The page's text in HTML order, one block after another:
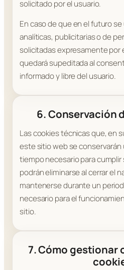
solicitado por el usuario.
En caso de que en el futuro
analíticas, publicitarias o de
solicitadas expresamente por
quedará supeditada al
informado y libre del usuario.
6. Conservación
Las cookies técnicas que, en
este sitio web se
tiempo necesario para cumplir
podrán eliminarse al cerrar el
mantenerse durante un
necesario para el
sitio.
7. Cómo gestionar